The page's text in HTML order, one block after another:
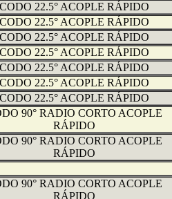
CODO 22.5° ACOPLE RÁPIDO
CODO 22.5° ACOPLE RÁPIDO
CODO 22.5° ACOPLE RÁPIDO
CODO 22.5° ACOPLE RÁPIDO
CODO 22.5° ACOPLE RÁPIDO
CODO 22.5° ACOPLE RÁPIDO
CODO 22.5° ACOPLE RÁPIDO
90° RADIO CORTO ACOPLE
RÁPIDO
90° RADIO CORTO ACOPLE
RÁPIDO
90° RADIO CORTO ACOPLE
RÁPIDO